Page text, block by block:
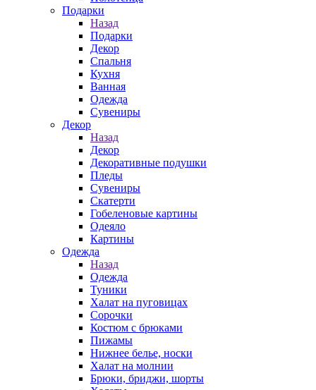
Подарки
Назад
Подарки
Декор
Спальня
Кухня
Ванная
Одежда
Сувениры
Декор
Назад
Декор
Декоративные подушки
Пледы
Сувениры
Скатерти
Гобеленовые картины
Одеяло
Картины
Одежда
Назад
Одежда
Туники
Халат на пуговицах
Сорочки
Костюм с брюками
Пижамы
Нижнее белье, носки
Халат на молнии
Брюки, бриджи, шорты